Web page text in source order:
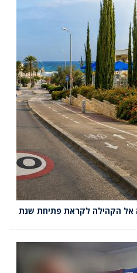
אל הקהילה לקראת פתיחת שנת